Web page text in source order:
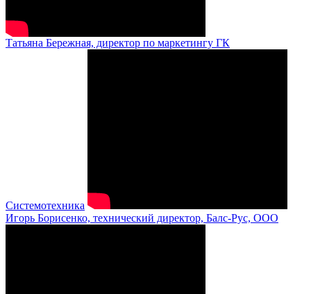
Татьяна Бережная, директор по маркетингу ГК
Системотехника
Игорь Борисенко, технический директор, Балс-Рус, ООО